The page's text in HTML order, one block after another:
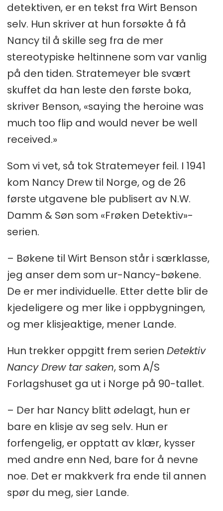
detektiven, er en tekst fra Wirt Benson
selv. Hun skriver at hun forsøkte å få
Nancy til å skille seg fra de mer
stereotypiske heltinnene som var vanlig
på den tiden. Stratemeyer ble svært
skuffet da han leste den første boka,
skriver Benson, «saying the heroine was
much too flip and would never be well
received.»
Som vi vet, så tok Stratemeyer feil. I 1941
kom Nancy Drew til Norge, og de 26
første utgavene ble publisert av N.W.
Damm & Søn som «Frøken Detektiv»-
serien.
– Bøkene til Wirt Benson står i særklasse,
jeg anser dem som ur-Nancy-bøkene.
De er mer individuelle. Etter dette blir de
kjedeligere og mer like i oppbygningen,
og mer klisjeaktige, mener Lande.
Hun trekker oppgitt frem serien Detektiv
Nancy Drew tar saken, som A/S
Forlagshuset ga ut i Norge på 90-tallet.
– Der har Nancy blitt ødelagt, hun er
bare en klisje av seg selv. Hun er
forfengelig, er opptatt av klær, kysser
med andre enn Ned, bare for å nevne
noe. Det er makkverk fra ende til annen
spør du meg, sier Lande.